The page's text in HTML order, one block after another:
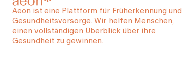
Aeon ist eine Plattform für Früherkennung und
Gesundheitsvorsorge. Wir helfen Menschen,
einen vollständigen Überblick über ihre
Gesundheit zu gewinnen.